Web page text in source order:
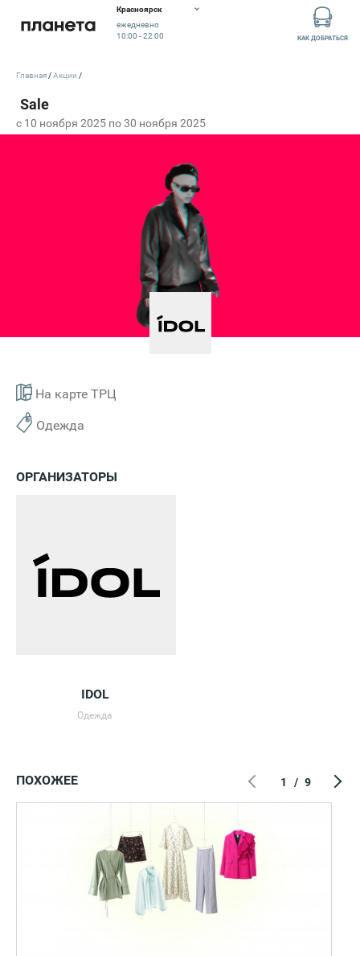
Красноярск
ежедневно
10:00 - 22:00
КАК ДОБРАТЬСЯ
c 10 ноября 2025 по 30 ноября 2025
На карте ТРЦ
Одежда
Главная Акции
ОРГАНИЗАТОРЫ
IDOL
Одежда
ПОХОЖЕЕ 1 / 9